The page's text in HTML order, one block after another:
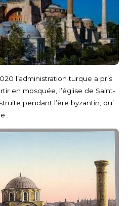
l’administration turque a pris
en mosquée, l’église de Saint-
pendant l’ère byzantin, qui
.